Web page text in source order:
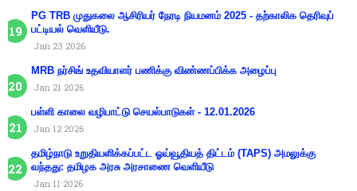
PG TRB முதுகலை ஆசிரியர் நேரடி நியமனம் 2025 - தற்காலிக தெரிவுப்
பட்டியல் வெளியீடு.
Jan 23 2026
MRB நர்சிங் உதவியாளர் பணிக்கு விண்ணப்பிக்க அழைப்பு
Jan 21 2026
பள்ளி காலை வழிபாட்டு செயல்பாடுகள் - 12.01.2026
Jan 12 2026
தமிழ்நாடு உறுதியளிக்கப்பட்ட ஓய்வூதியத் திட்டம் (TAPS) அமலுக்கு
வந்தது: தமிழக அரசு அரசாணை வெளியீடு
Jan 11 2026